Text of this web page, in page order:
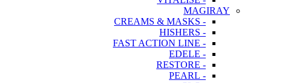
MAGIRAY
- CREAMS & MASKS
- HISHERS
- FAST ACTION LINE
- EDELE
- RESTORE
- PEARL